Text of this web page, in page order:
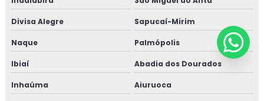
Divisa Alegre Sapucaí-Mirim
Naque Palmópolis
Ibiaí Abadia dos Dourados
Inhaúma Aiuruoca